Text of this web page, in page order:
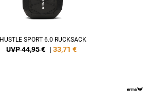
HUSTLE SPORT 6.0 RUCKSACK
UVP 44,95 € | 33,71 €